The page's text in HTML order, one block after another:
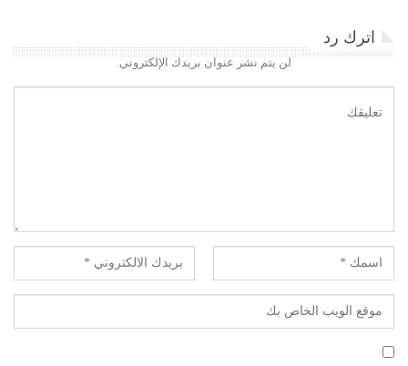
اترك رد
لن يتم نشر عنوان بريدك الإلكتروني.